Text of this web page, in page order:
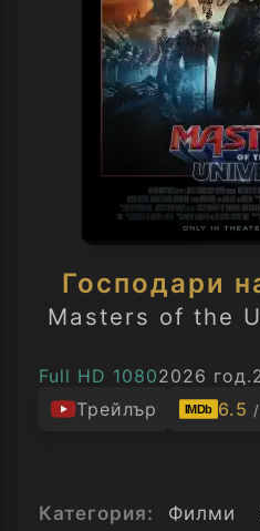
Господари
Masters of the
Full HD 10802026 год.
Трейлър
IMDb 6.5
Категория: Филми